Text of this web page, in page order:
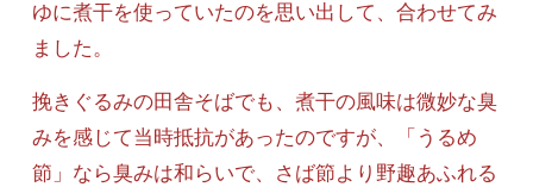
ゆに煮干を使っていたのを思い出して、合わせてみ
ました。
挽きぐるみの田舎そばでも、煮干の風味は微妙な臭
みを感じて当時抵抗があったのですが、「うるめ
節」なら臭みは和らいで、さば節より野趣あふれる